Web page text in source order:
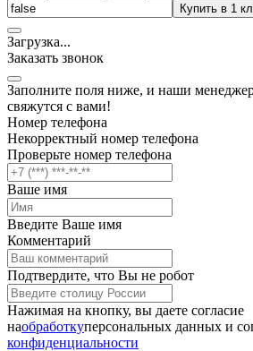
Купить в 1
Загрузка...
Заказать звонок
Заполните поля ниже, и наши
свяжутся с вами!
Номер телефона
Некорректный номер телефона
Проверьте номер телефона
Ваше имя
Введите Ваше имя
Комментарий
Подтвердите, что Вы не робот
Нажимая на кнопку, вы даете согласие
наобработкуперсональных данных и
конфиденциальности